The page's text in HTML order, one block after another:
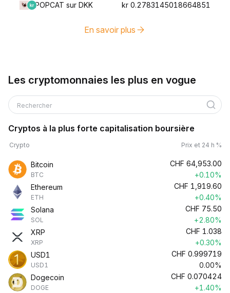
POPCAT sur DKK kr 0.2783145018664851
En savoir plus
Les cryptomonnaies les plus en vogue
Rechercher
Cryptos à la plus forte capitalisation boursière
Crypto Prix et 24 h %
Bitcoin
BTC
CHF 64,953.00
+0.10%
Ethereum
ETH
CHF 1,919.60
+0.40%
Solana
SOL
CHF 75.50
+2.80%
XRP
XRP
CHF 1.038
+0.30%
USD1
USD1
CHF 0.999719
0.00%
Dogecoin
DOGE
CHF 0.070424
+1.40%